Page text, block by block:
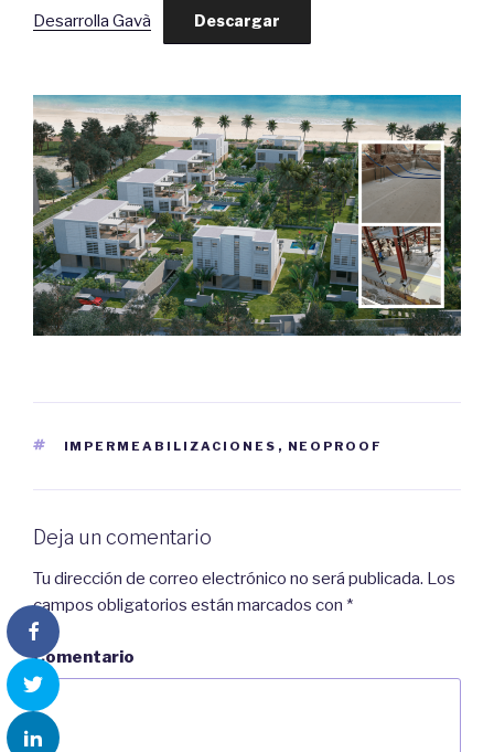
Desarrolla Gavà Descargar
ETIQUETAS
IMPERMEABILIZACIONES , NEOPROOF
Deja un comentario
Tu dirección de correo electrónico no será publicada. Los
campos obligatorios están marcados con *
Comentario